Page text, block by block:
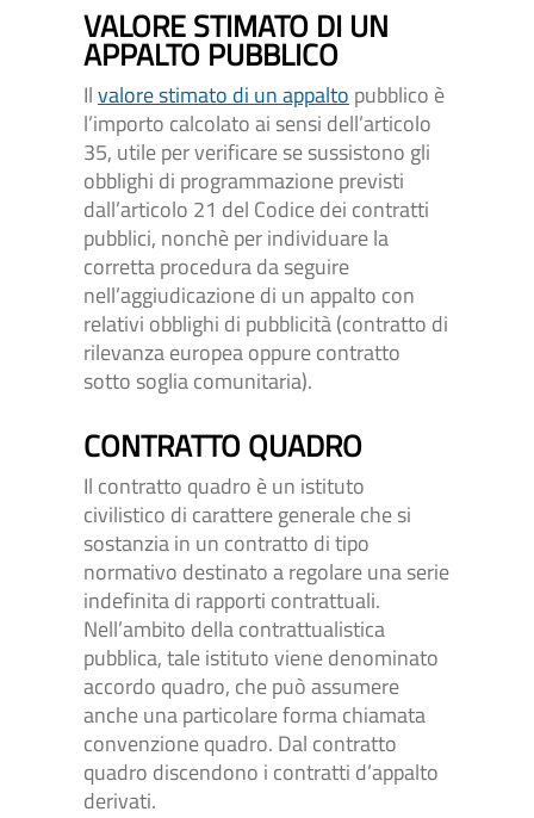
VALORE STIMATO DI UN
APPALTO PUBBLICO
Ilvalore stimato di un appalto pubblico è
l’importo calcolato ai sensi dell’articolo
35, utile per verificare se sussistono gli
obblighi di programmazione previsti
dall’articolo 21 del Codice dei contratti
pubblici, nonchè per individuare la
corretta procedura da seguire
nell’aggiudicazione di un appalto con
relativi obblighi di pubblicità (contratto di
rilevanza europea oppure contratto
sotto soglia comunitaria).
CONTRATTO QUADRO
Il contratto quadro è un istituto
civilistico di carattere generale che si
sostanzia in un contratto di tipo
normativo destinato a regolare una serie
indefinita di rapporti contrattuali.
Nell’ambito della contrattualistica
pubblica, tale istituto viene denominato
accordo quadro, che può assumere
anche una particolare forma chiamata
convenzione quadro. Dal contratto
quadro discendono i contratti d’appalto
derivati.